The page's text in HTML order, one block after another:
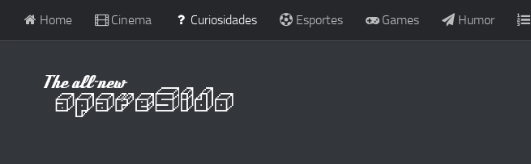
Home Cinema Curiosidades Esportes Games Humor